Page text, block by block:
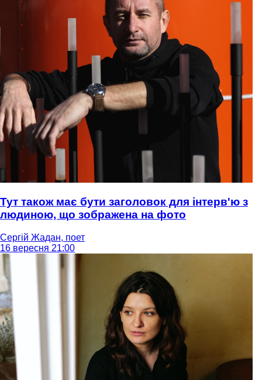
Тут також має бути заголовок для інтерв'ю з
людиною, що зображена на фото
Сергій Жадан, поет
16 вересня 21:00